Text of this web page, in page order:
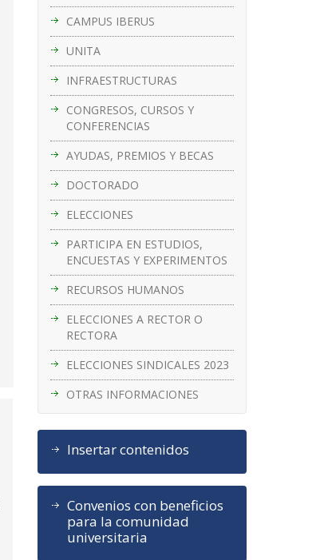
CAMPUS IBERUS
UNITA
INFRAESTRUCTURAS
CONGRESOS, CURSOS Y
CONFERENCIAS
AYUDAS, PREMIOS Y BECAS
DOCTORADO
ELECCIONES
PARTICIPA EN ESTUDIOS,
ENCUESTAS Y EXPERIMENTOS
RECURSOS HUMANOS
ELECCIONES A RECTOR O
RECTORA
ELECCIONES SINDICALES 2023
OTRAS INFORMACIONES
Insertar contenidos
Convenios con beneficios
para la comunidad
universitaria